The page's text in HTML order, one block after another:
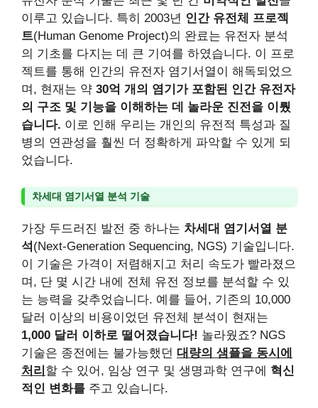
이루고 있습니다. 특히 2003년 인간 유전체 프로젝
트(Human Genome Project)의 완료는 유전자 분석
의 기초를 다지는 데 큰 기여를 하였습니다. 이 프로
젝트를 통해 인간의 유전자 염기서열이 해독되었으
며, 현재는 약 30억 개의 염기가 포함된 인간 유전자
의 구조 및 기능을 이해하는 데 놀라운 진전을 이뤘
습니다. 이로 인해 우리는 개인의 유전적 특성과 질
병의 연관성을 훨씬 더 정확하게 파악할 수 있게 되
었습니다.
차세대 염기서열 분석 기술
가장 두드러진 발전 중 하나는 차세대 염기서열 분
석 (Next-Generation Sequencing, NGS) 기술입니다.
이 기술은 가격이 저렴해지고 처리 속도가 빨라졌으
며, 단 몇 시간 내에 전체 유전 정보를 분석할 수 있
는 능력을 갖추었습니다. 예를 들어, 기존의 10,000
달러 이상의 비용이었던 유전체 분석이 현재는
1,000 달러 이하로 떨어졌습니다! 놀라웠죠? NGS
기술은 종전에는 불가능했던 대량의 샘플을 동시에
처리 할 수 있어, 임상 연구 및 생명과학 연구에 혁신
적인 변화를 주고 있습니다.